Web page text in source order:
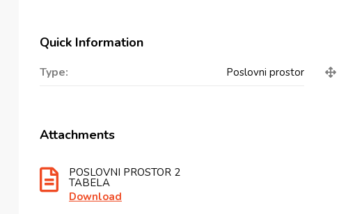
Quick Information
Type: Poslovni prostor
Attachments
POSLOVNI PROSTOR 2
TABELA
Download